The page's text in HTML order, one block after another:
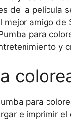
de la película
amigo de
para
y
para
e imprimir el